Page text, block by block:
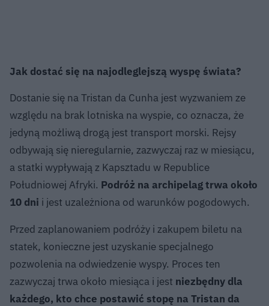
Jak dostać się na najodleglejszą wyspę świata?
Dostanie się na Tristan da Cunha jest wyzwaniem ze
względu na brak lotniska na wyspie, co oznacza, że
jedyną możliwą drogą jest transport morski. Rejsy
odbywają się nieregularnie, zazwyczaj raz w miesiącu,
a statki wypływają z Kapsztadu w Republice
Południowej Afryki. Podróż na archipelag trwa około
10 dni i jest uzależniona od warunków pogodowych.
Przed zaplanowaniem podróży i zakupem biletu na
statek, konieczne jest uzyskanie specjalnego
pozwolenia na odwiedzenie wyspy. Proces ten
zazwyczaj trwa około miesiąca i jest niezbędny dla
każdego, kto chce postawić stopę na Tristan da